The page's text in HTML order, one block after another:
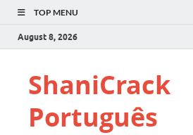
TOP MENU
August 8, 2026
ShaniCrack
Português